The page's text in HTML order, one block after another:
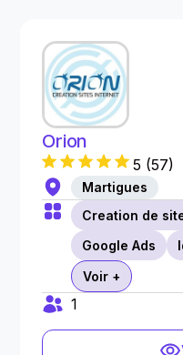
Orion
5 (57)
Martigues
Creation de
Google Ads
Voir +
1